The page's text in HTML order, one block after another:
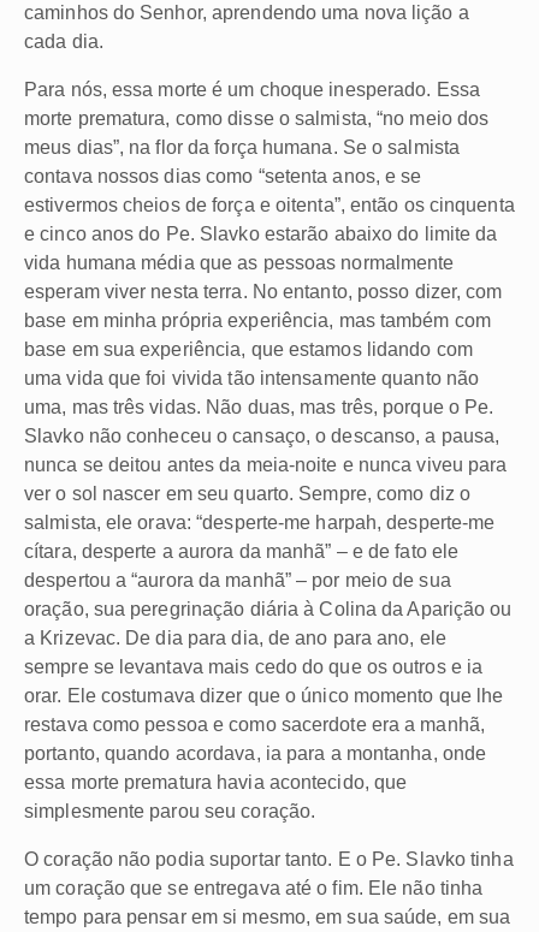
caminhos do Senhor, aprendendo uma nova lição a
cada dia.
Para nós, essa morte é um choque inesperado. Essa
morte prematura, como disse o salmista, “no meio dos
meus dias”, na flor da força humana. Se o salmista
contava nossos dias como “setenta anos, e se
estivermos cheios de força e oitenta”, então os cinquenta
e cinco anos do Pe. Slavko estarão abaixo do limite da
vida humana média que as pessoas normalmente
esperam viver nesta terra. No entanto, posso dizer, com
base em minha própria experiência, mas também com
base em sua experiência, que estamos lidando com
uma vida que foi vivida tão intensamente quanto não
uma, mas três vidas. Não duas, mas três, porque o Pe.
Slavko não conheceu o cansaço, o descanso, a pausa,
nunca se deitou antes da meia-noite e nunca viveu para
ver o sol nascer em seu quarto. Sempre, como diz o
salmista, ele orava: “desperte-me harpah, desperte-me
cítara, desperte a aurora da manhã” – e de fato ele
despertou a “aurora da manhã” – por meio de sua
oração, sua peregrinação diária à Colina da Aparição ou
a Krizevac. De dia para dia, de ano para ano, ele
sempre se levantava mais cedo do que os outros e ia
orar. Ele costumava dizer que o único momento que lhe
restava como pessoa e como sacerdote era a manhã,
portanto, quando acordava, ia para a montanha, onde
essa morte prematura havia acontecido, que
simplesmente parou seu coração.
O coração não podia suportar tanto. E o Pe. Slavko tinha
um coração que se entregava até o fim. Ele não tinha
tempo para pensar em si mesmo, em sua saúde, em sua